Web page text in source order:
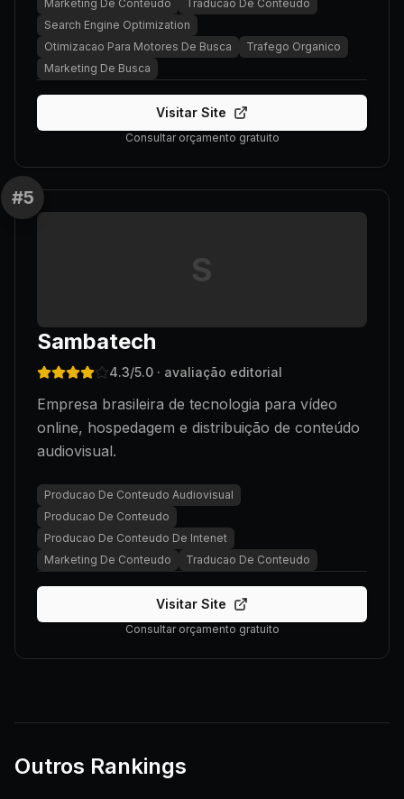
Marketing De Conteudo
Traducao De Conteudo
Search Engine Optimization
Otimizacao Para Motores De Busca
Trafego Organico
Marketing De Busca
Visitar Site
Consultar orçamento gratuito
#5
S
Sambatech
4.3/5.0 · avaliação editorial
Empresa brasileira de tecnologia para vídeo
online, hospedagem e distribuição de conteúdo
audiovisual.
Producao De Conteudo Audiovisual
Producao De Conteudo
Producao De Conteudo De Intenet
Marketing De Conteudo
Traducao De Conteudo
Visitar Site
Consultar orçamento gratuito
Outros Rankings